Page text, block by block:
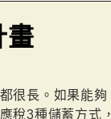
畫
很長。如果能夠
稅3種儲蓄方式，